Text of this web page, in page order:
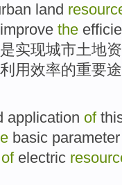
land
improve the
是实现城市土地
用效率的重要
application of
basic parameter
ofelectric